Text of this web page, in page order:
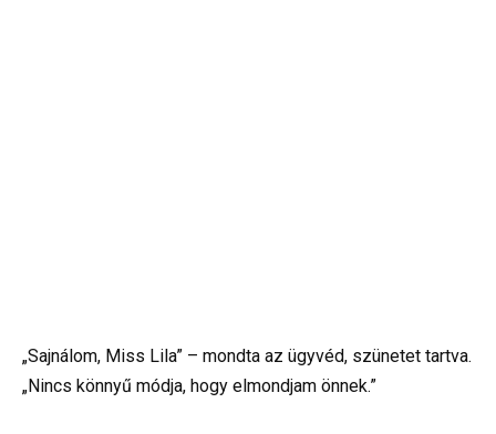
„Sajnálom, Miss Lila” – mondta az ügyvéd, szünetet tartva.
„Nincs könnyű módja, hogy elmondjam önnek.”